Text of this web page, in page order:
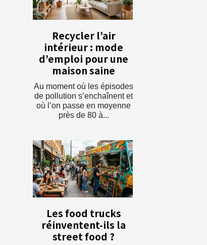
Recycler l’air
intérieur : mode
d’emploi pour une
maison saine
Au moment où les épisodes
de pollution s’enchaînent et
où l’on passe en moyenne
près de 80 à...
Les food trucks
réinventent-ils la
street food ?